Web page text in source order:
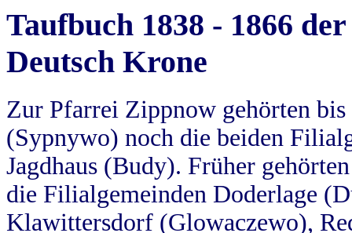
Taufbuch 1838 - 1866
Deutsch Krone
Zur Pfarrei Zippnow gehörten
(Sypnywo) noch die beiden
Jagdhaus (Budy). Früher
die Filialgemeinden Doderlage
Klawittersdorf (Glowaczewo),